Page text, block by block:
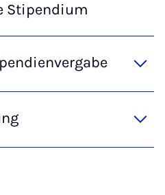
Stipendium